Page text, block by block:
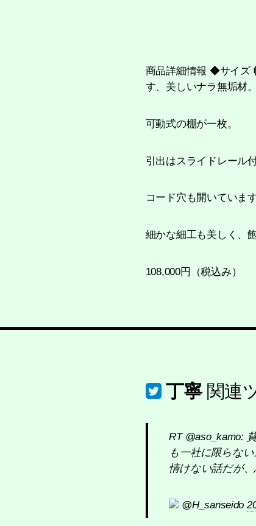
商品詳細情報 ◆サイズ
す、美しいナラ無垢材。
可動式の棚が一枚。
引出はスライドレール付
コード穴も開いています
細かな細工も美しく、
108,000円（税込み）
丁寧関連
RT @aso_kamo:
も一社に限らな
情けない話だが
@H_sanseido